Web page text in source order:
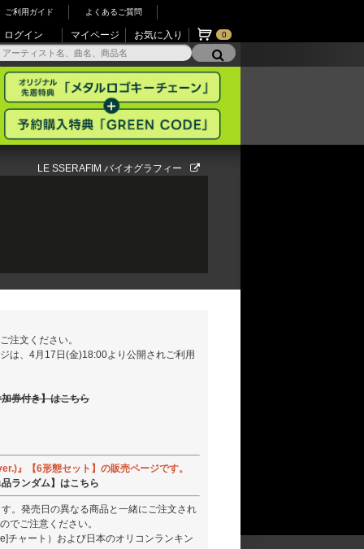
ご利用ガイド よくあるご質問
ログイン マイページ お気に入り 0
LE SSERAFIM バイオグラフィー
注文ください。
は、4月17日(金)18:00より公開されご利用
券付き】はこちら
』【6形態セット】の販売ページです。
ランダム】はこちら
。発売日の異なる商品と一緒にご注文され
でご注意ください。
チャート）および日本のオリコンランキン